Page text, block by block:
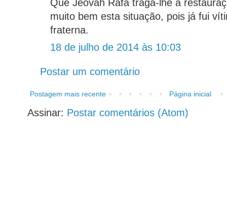
Que Jeovah Rafá traga-lhe a
muito bem esta situação, pois já fui
fraterna.
18 de julho de 2014 às 10:03
Postar um comentário
Postagem mais recente Página inicial
Assinar: Postar comentários (Atom)